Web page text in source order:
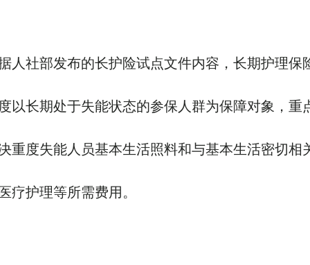
人社部发布的长护险试点文件内容，长期护理保
以长期处于失能状态的参保人群为保障对象，重
重度失能人员基本生活照料和与基本生活密切相
疗护理等所需费用。